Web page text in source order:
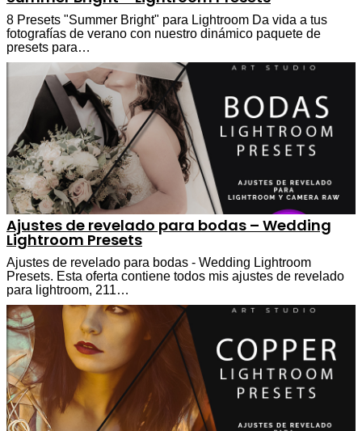
8 Presets "Summer Bright" para Lightroom Da vida a tus
fotografías de verano con nuestro dinámico paquete de
presets para…
Ajustes de revelado para bodas – Wedding
Lightroom Presets
Ajustes de revelado para bodas - Wedding Lightroom
Presets. Esta oferta contiene todos mis ajustes de revelado
para lightroom, 211…